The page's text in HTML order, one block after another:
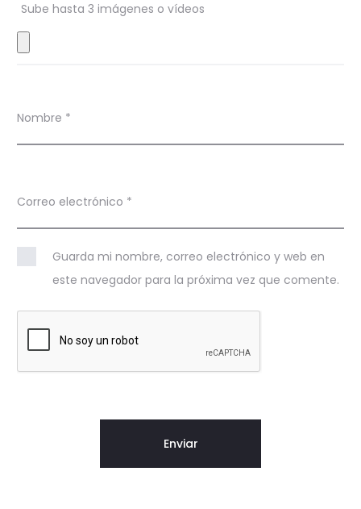
e
s
Sube hasta 3 imágenes o vídeos
Nombre *
Correo electrónico *
Guarda mi nombre, correo electrónico y web en
este navegador para la próxima vez que comente.